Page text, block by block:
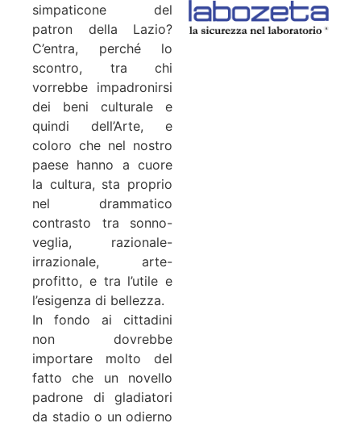
simpaticone del
patron della Lazio?
C’entra, perché lo
scontro, tra chi
vorrebbe impadronirsi
dei beni culturale e
quindi dell’Arte, e
coloro che nel nostro
paese hanno a cuore
la cultura, sta proprio
nel drammatico
contrasto tra sonno-
veglia, razionale-
irrazionale, arte-
profitto, e tra l’utile e
l’esigenza di bellezza.
In fondo ai cittadini
non dovrebbe
importare molto del
fatto che un novello
padrone di gladiatori
da stadio o un odierno